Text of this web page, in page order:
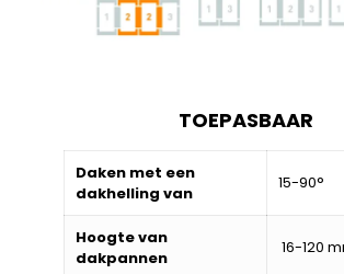
TOEPASBAAR
Daken met een
dakhelling van
15-90°
Hoogte van
dakpannen
16-120